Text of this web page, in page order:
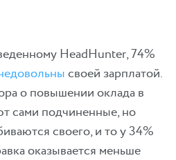
HeadHunter, 74%
своей зарплатой.
о повышении оклада в
сами подчиненные, но
своего, и то у 34%
оказывается меньше